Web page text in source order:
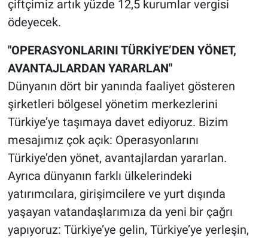
çiftçimiz artık yüzde 12,5 kurumlar vergisi
ödeyecek.
"OPERASYONLARINI TÜRKİYE’DEN YÖNET,
AVANTAJLARDAN YARARLAN"
Dünyanın dört bir yanında faaliyet gösteren
şirketleri bölgesel yönetim merkezlerini
Türkiye’ye taşımaya davet ediyoruz. Bizim
mesajımız çok açık: Operasyonlarını
Türkiye’den yönet, avantajlardan yararlan.
Ayrıca dünyanın farklı ülkelerindeki
yatırımcılara, girişimcilere ve yurt dışında
yaşayan vatandaşlarımıza da yeni bir çağrı
yapıyoruz: Türkiye’ye gelin, Türkiye’ye yerleşin,